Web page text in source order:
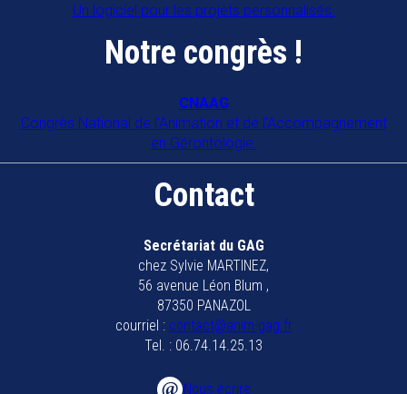
Un logiciel pour les projets personnalisés.
Notre congrès !
CNAAG
Congrès National de l'Animation et de l'Accompagnement
en Gérontologie.
Contact
Secrétariat du GAG
chez Sylvie MARTINEZ,
56 avenue Léon Blum ,
87350 PANAZOL
courriel : contact@anim-gag.fr
Tel. : 06.74.14.25.13
Nous écrire